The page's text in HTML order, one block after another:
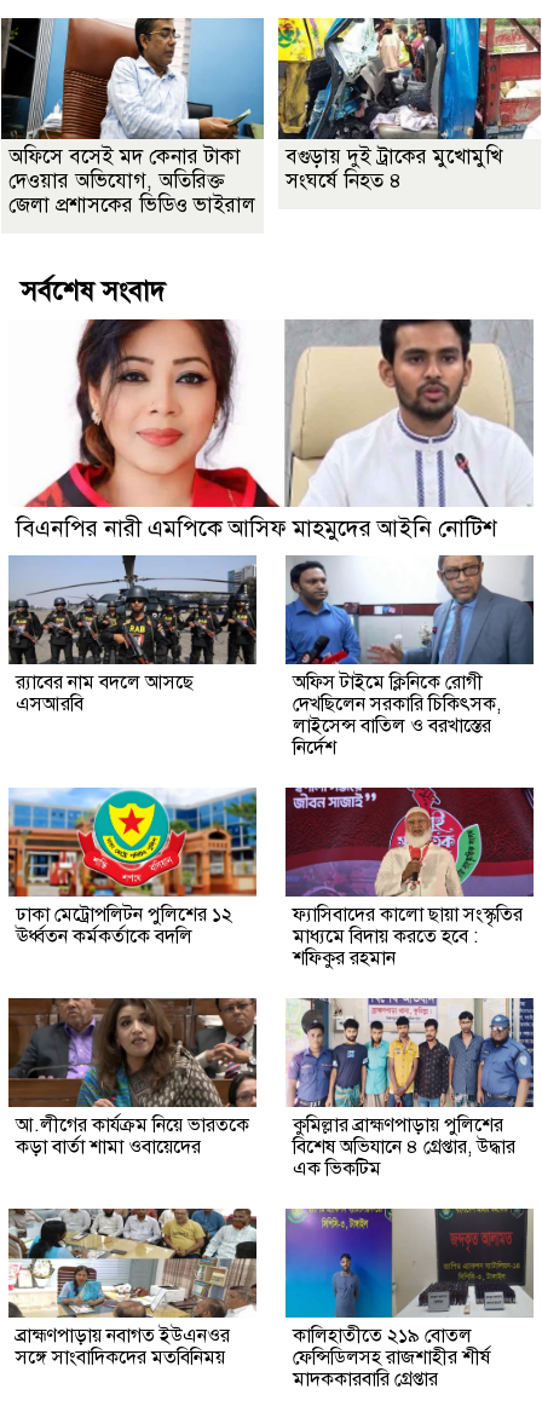
অফিসে বসেই মদ কেনার টাকা
দেওয়ার অভিযোগ, অতিরিক্ত
জেলা প্রশাসকের ভিডিও ভাইরাল
বগুড়ায় দুই ট্রাকের মুখোমুখি
সংঘর্ষে নিহত ৪
সর্বশেষ সংবাদ
বিএনপির নারী এমপিকে আসিফ মাহমুদের আইনি নোটিশ
র‍্যাবের নাম বদলে আসছে
এসআরবি
অফিস টাইমে ক্লিনিকে রোগী
দেখছিলেন সরকারি চিকিৎসক,
লাইসেন্স বাতিল ও বরখাস্তের
নির্দেশ
ঢাকা মেট্রোপলিটন পুলিশের ১২
ঊর্ধ্বতন কর্মকর্তাকে বদলি
ফ্যাসিবাদের কালো ছায়া সংস্কৃতির
মাধ্যমে বিদায় করতে হবে :
শফিকুর রহমান
আ.লীগের কার্যক্রম নিয়ে ভারতকে
কড়া বার্তা শামা ওবায়েদের
কুমিল্লার ব্রাহ্মণপাড়ায় পুলিশের
বিশেষ অভিযানে ৪ গ্রেপ্তার, উদ্ধার
এক ভিকটিম
ব্রাহ্মণপাড়ায় নবাগত ইউএনওর
সঙ্গে সাংবাদিকদের মতবিনিময়
কালিহাতীতে ২১৯ বোতল
ফেন্সিডিলসহ রাজশাহীর শীর্ষ
মাদককারবারি গ্রেপ্তার